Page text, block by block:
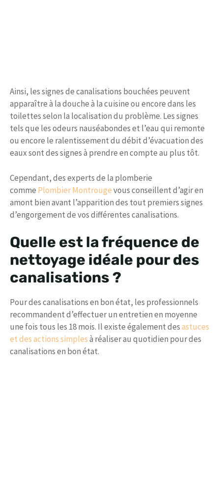
Ainsi, les signes de canalisations bouchées peuvent
apparaître à la douche à la cuisine ou encore dans les
toilettes selon la localisation du problème. Les signes
tels que les odeurs nauséabondes et l’eau qui remonte
ou encore le ralentissement du débit d’évacuation des
eaux sont des signes à prendre en compte au plus tôt.
Cependant, des experts de la plomberie
comme Plombier Montrougevous conseillent d’agir en
amont bien avant l’apparition des tout premiers signes
d’engorgement de vos différentes canalisations.
Quelle est la fréquence de
nettoyage idéale pour des
canalisations ?
Pour des canalisations en bon état, les professionnels
recommandent d’effectuer un entretien en moyenne
une fois tous les 18 mois. Il existe également desastuces
et des actions simplesà réaliser au quotidien pour des
canalisations en bon état.